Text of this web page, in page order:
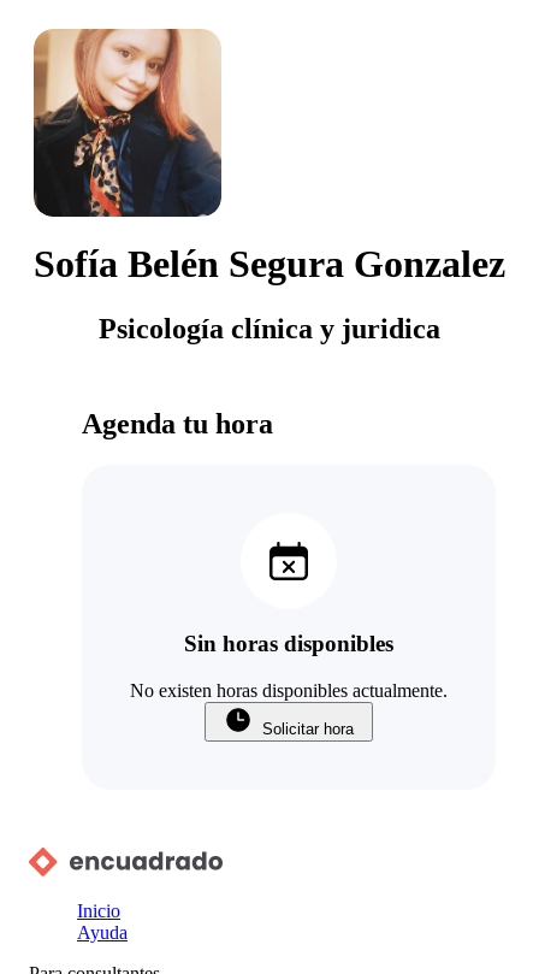
Sofía Belén Segura Gonzalez
Psicología clínica y juridica
Agenda tu hora
Sin horas disponibles
No existen horas disponibles actualmente.
Solicitar hora
Inicio
Ayuda